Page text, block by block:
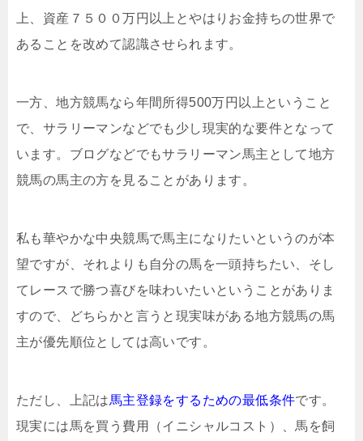
上、資産７５００万円以上とやはりお金持ちの世界で
あることを改めて認識させられます。
一方、地方競馬なら年間所得500万円以上ということ
で、サラリーマンなどでも少し現実的な要件となって
います。ブログなどでもサラリーマン馬主として地方
競馬の馬主の方を見ることがあります。
私も華やかな中央競馬で馬主になりたいというのが本
望ですが、それよりも自分の馬を一頭持ちたい、そし
てレースで勝つ喜びを味わいたいということがありま
すので、どちらかと言うと現実味がある地方競馬の馬
主が優先順位としては高いです。
ただし、上記は馬主登録をするための最低条件です。
現実には馬を買う費用（イニシャルコスト）、馬を飼